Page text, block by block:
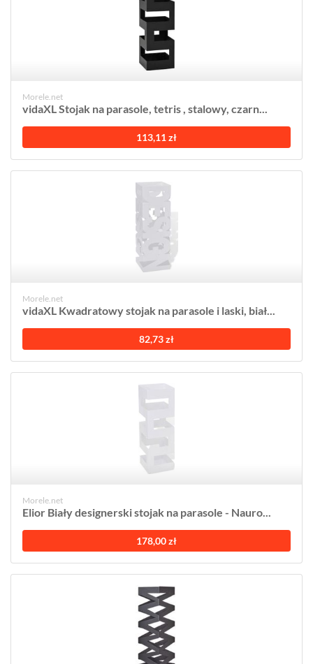
Morele.net
vidaXL Stojak na parasole, tetris , stalowy, czarn...
113,11 zł
Morele.net
vidaXL Kwadratowy stojak na parasole i laski, biał...
82,73 zł
Morele.net
Elior Biały designerski stojak na parasole - Nauro...
178,00 zł